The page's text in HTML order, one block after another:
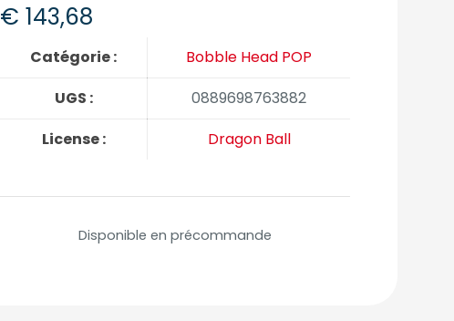
€ 143,68
Catégorie :
Bobble Head POP
UGS :
0889698763882
License :
Dragon Ball
Disponible en précommande